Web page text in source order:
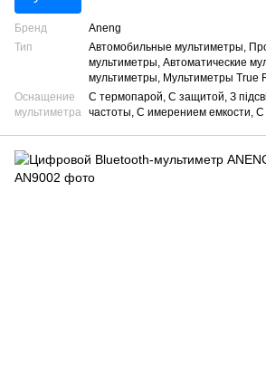
Бренд
Aneng
Тип
Автомобильные мультиметры,
мультиметры, Автоматические
мультиметры, Мультиметры True
Оснащение
мультиметра
С термопарой, С защитой, З
частоты, С имерением емкости, С